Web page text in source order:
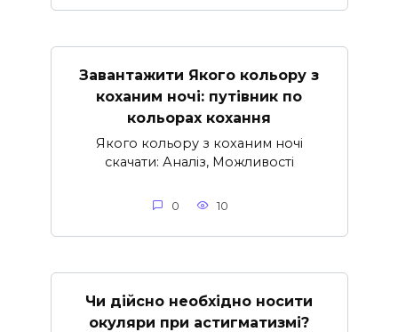
Завантажити Якого кольору з
коханим ночі: путівник по
кольорах кохання
Якого кольору з коханим ночі
скачати: Аналіз, Можливості
0 10
Чи дійсно необхідно носити
окуляри при астигматизмі?